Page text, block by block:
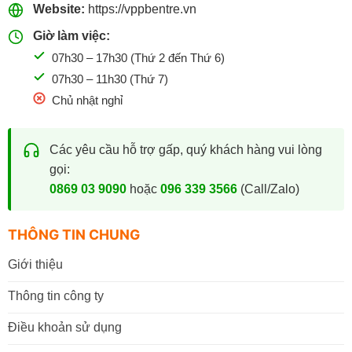
Giảm bụi giấy, hạn chế hao mòn máy in.
Khả năng chống kẹt giấy tốt.
Màu sắc hiển thị rõ ràng, đồng đều.
Thích hợp cho cả in hai mặt.
Thương Hiệu Giấy Được Ưa Chuộng
Danh mục giấy in và giấy photo tại VPP Bến Tre bao gồm
nhiều thương hiệu nổi tiếng. Như: Double A, IK Plus, IK
Natural, Excel, Idea, Hồng Hà và các dòng giấy văn phòng
lưỡng nhằm đảm bảo chất lượng ổn định và hiệu quả sử
dụng lâu dài.
Mua Giấy In & Photo Chính Hãng Tại
VPP Bến Tre
Website: https://vppbentre.vn
Giờ làm việc:
07h30 – 17h30 (Thứ 2 đến Thứ 6)
07h30 – 11h30 (Thứ 7)
Chủ nhật nghỉ
Các yêu cầu hỗ trợ gấp, quý khách hàng vui lòng
gọi:
0869 03 9090hoặc 096 339 3566(Call/Zalo)
THÔNG TIN CHUNG
Giới thiệu
Thông tin công ty
Điều khoản sử dụng